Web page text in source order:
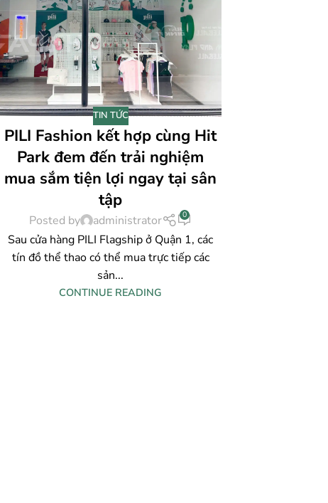
TIN TỨC
PILI Fashion kết hợp cùng Hit
Park đem đến trải nghiệm
mua sắm tiện lợi ngay tại sân
tập
Posted by administrator 0
Sau cửa hàng PILI Flagship ở Quận 1, các
tín đồ thể thao có thể mua trực tiếp các
sản...
CONTINUE READING